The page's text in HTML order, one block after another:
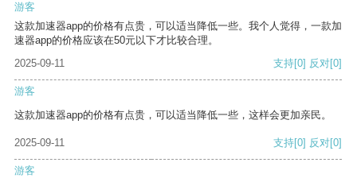
游客
这款加速器app的价格有点贵，可以适当降低一些。我个人觉得，一款加
速器app的价格应该在50元以下才比较合理。
2025-09-11
支持[0] 反对[0]
游客
这款加速器app的价格有点贵，可以适当降低一些，这样会更加亲民。
2025-09-11 支持[0] 反对[0]
游客